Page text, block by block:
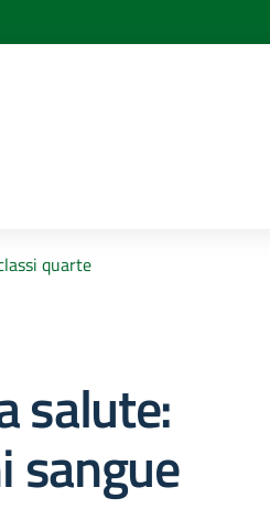
quarte
salute:
sangue